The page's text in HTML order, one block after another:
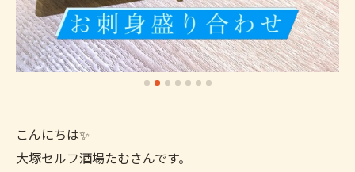
こんにちは✨
大塚セルフ酒場たむさんです。